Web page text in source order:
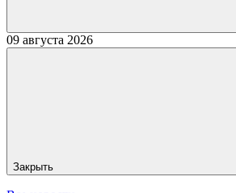
09 августа 2026
Закрыть